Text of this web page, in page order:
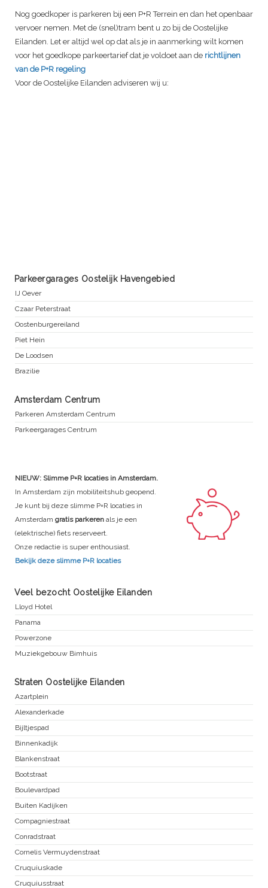
Nog goedkoper is parkeren bij een P+R Terrein en dan het openbaar
vervoer nemen. Met de (snel)tram bent u zo bij de Oostelijke
Eilanden. Let er altijd wel op dat als je in aanmerking wilt komen
voor het goedkope parkeertarief dat je voldoet aan de richtlijnen
van de P+R regeling
Voor de Oostelijke Eilanden adviseren wij u:
Parkeergarages Oostelijk Havengebied
IJ Oever
Czaar Peterstraat
Oostenburgereiland
Piet Hein
De Loodsen
Brazilie
Amsterdam Centrum
Parkeren Amsterdam Centrum
Parkeergarages Centrum
NIEUW: Slimme P+R locaties in Amsterdam.
In Amsterdam zijn mobiliteitshub geopend.
Je kunt bij deze slimme P+R locaties in
Amsterdam gratis parkeren als je een
(elektrische) fiets reserveert.
Onze redactie is super enthousiast.
Bekijk deze slimme P+R locaties
Veel bezocht Oostelijke Eilanden
Lloyd Hotel
Panama
Powerzone
Muziekgebouw Bimhuis
Straten Oostelijke Eilanden
Azartplein
Alexanderkade
Bijltjespad
Binnenkadijk
Blankenstraat
Bootstraat
Boulevardpad
Buiten Kadijken
Compagniestraat
Conradstraat
Cornelis Vermuydenstraat
Cruquiuskade
Cruquiusstraat